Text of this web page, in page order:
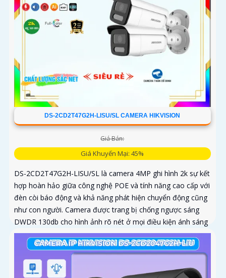
DS-2CD2T47G2H-LISU/SL CAMERA HIKVISION
Giá Bán:
Giá Khuyến Mại: 45%
DS-2CD2T47G2H-LISU/SL là camera 4MP ghi hình 2k sự kết
hợp hoàn hảo giữa công nghệ POE và tính năng cao cấp với
đèn còi báo động và khả năng phát hiện chuyển động cũng
như con người. Camera được trang bị chống ngược sáng
DWDR 130db cho hình ảnh rõ nét ở mọi điều kiện ánh sáng